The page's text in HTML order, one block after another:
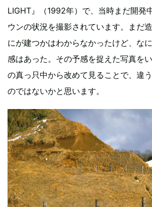
LIGHT』（1992年）で、当時まだ開発
ウンの状況を撮影されています。まだ
にが建つかはわからなかったけど、な
感はあった。その予感を捉えた写真を
の真っ只中から改めて見ることで、違
のではないかと思います。